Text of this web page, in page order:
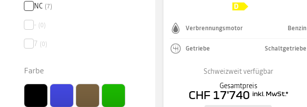
NC (7)
- (0)
7 (0)
Farbe
Verbrennungsmotor Benzin
Getriebe Schaltgetriebe
Schweizweit verfügbar
Gesamtpreis
CHF 17'740 inkl. MwSt.*